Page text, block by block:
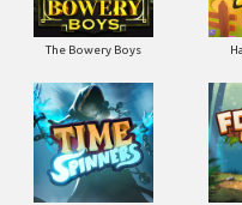
The Bowery Boys